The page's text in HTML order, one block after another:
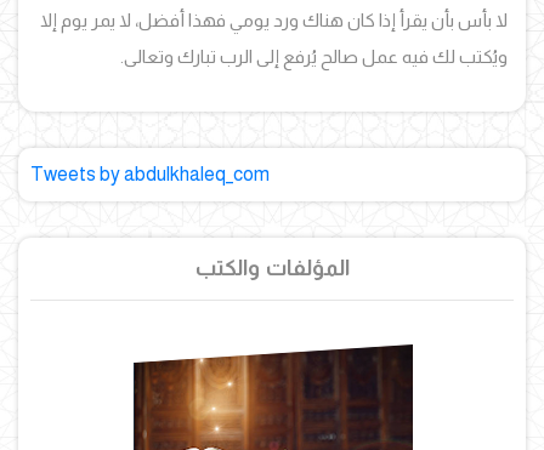
لا بأس بأن يقرأ إذا كان هناك ورد يومي فهذا أفضل، لا يمر يوم إلا
ويُكتب لك فيه عمل صالح يُرفع إلى الرب تبارك وتعالى.
Tweets by abdulkhaleq_com
المؤلفات والكتب